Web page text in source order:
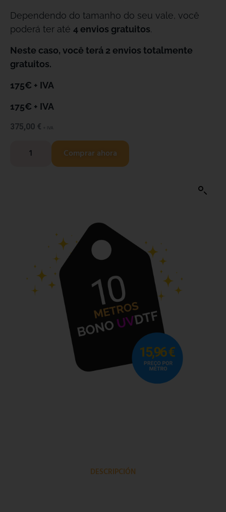
Dependendo do tamanho do seu vale, você
poderá ter até 4 envios gratuitos.
Neste caso, você terá 2 envios totalmente
gratuitos.
175€ + IVA
175€ + IVA
375,00 € + IVA
Comprar ahora
DESCRIPCIÓN